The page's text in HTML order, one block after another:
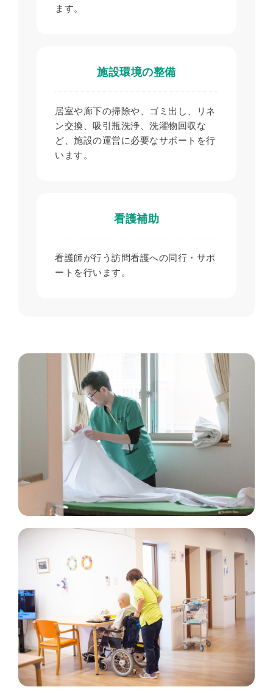
ます。
施設環境の整備
居室や廊下の掃除や、ゴミ出し、リネ
ン交換、吸引瓶洗浄、洗濯物回収な
ど、施設の運営に必要なサポートを行
います。
看護補助
看護師が行う訪問看護への同行・サポ
ートを行います。